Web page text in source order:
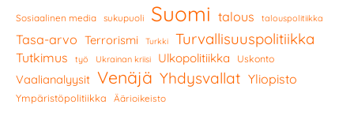
Sosiaalinen media sukupuoli Suomi talous talouspolitiikka
Tasa-arvo Terrorismi Turkki Turvallisuuspolitiikka
Tutkimus työ Ukrainan kriisi Ulkopolitiikka Uskonto
Vaalianalyysit Venäjä Yhdysvallat Yliopisto
Ympäristöpolitiikka Äärioikeisto